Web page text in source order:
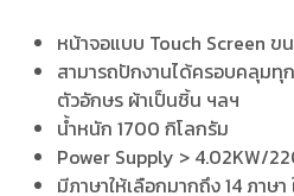
หน้าจอแบบ Touch Screen ข
สามารถปักงานได้ครอบคลุมทุ
ตัวอักษร ผ้าเป็นชิ้น ฯลฯ
น้ำหนัก 1700 กิโลกรัม
Power Supply > 4.02KW/
มีภาษาให้เลือกมากถึง 14 ภาษา